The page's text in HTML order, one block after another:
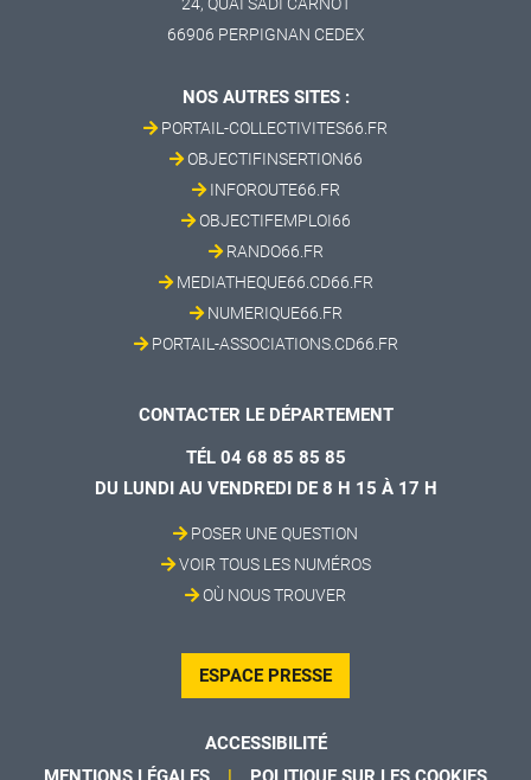
66906 PERPIGNAN CEDEX
NOS AUTRES SITES :
PORTAIL-COLLECTIVITES66.FR
OBJECTIFINSERTION66
INFOROUTE66.FR
OBJECTIFEMPLOI66
RANDO66.FR
MEDIATHEQUE66.CD66.FR
NUMERIQUE66.FR
PORTAIL-ASSOCIATIONS.CD66.FR
CONTACTER LE DÉPARTEMENT
TÉL 04 68 85 85 85
DU LUNDI AU VENDREDI DE 8 H 15 À 17 H
POSER UNE QUESTION
VOIR TOUS LES NUMÉROS
OÙ NOUS TROUVER
ESPACE PRESSE
ACCESSIBILITÉ